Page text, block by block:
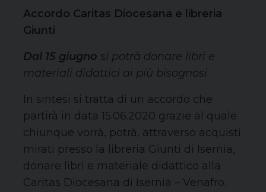
Accordo Caritas Diocesana e libreria
Giunti
Dal 15 giugno si potrà donare libri e
materiali didattici ai più bisognosi
In sintesi si tratta di un accordo che
partirà in data 15.06.2020 grazie al quale
chiunque vorrà, potrà, attraverso acquisti
mirati presso la libreria Giunti di Isernia,
donare libri e materiale didattico alla
Caritas Diocesana di Isernia – Venafro.